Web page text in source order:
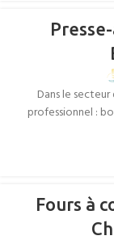
Dans le
professionnel :
Fours à